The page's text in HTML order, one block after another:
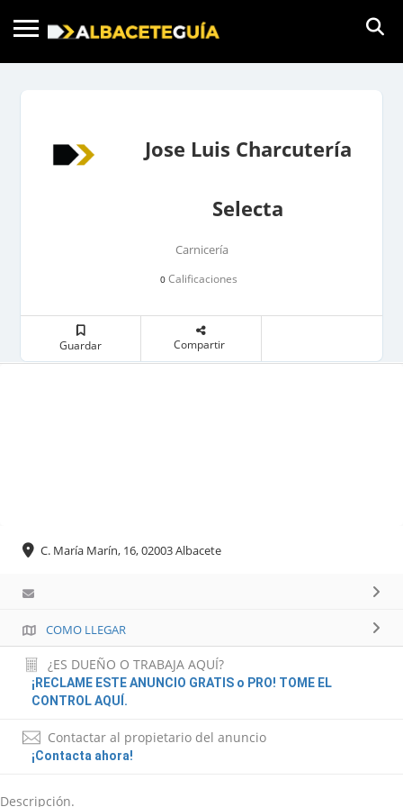
Jose Luis Charcutería
Selecta
Carnicería
0 Calificaciones
Guardar Compartir
C. María Marín, 16, 02003 Albacete
COMO LLEGAR
¿ES DUEÑO O TRABAJA AQUÍ?
¡RECLAME ESTE ANUNCIO GRATIS o PRO! TOME EL
CONTROL AQUÍ.
Contactar al propietario del anuncio
¡Contacta ahora!
Descripción.